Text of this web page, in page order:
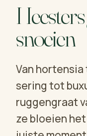
Heesters
snoeien
Van
sering tot
ruggengraat
ze bloeien